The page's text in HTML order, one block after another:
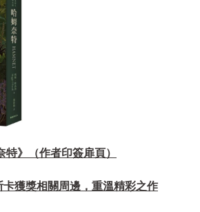
》（作者印簽扉頁）
獲獎相關周邊，重溫精彩之作